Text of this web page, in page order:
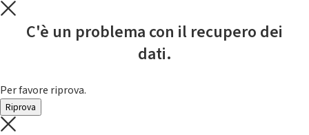
C'è un problema con il recupero dei
dati.
Per favore riprova.
Riprova